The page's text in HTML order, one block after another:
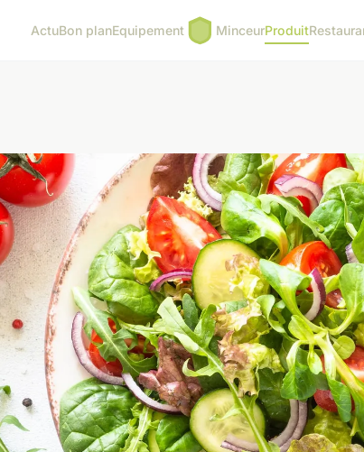
ActuBon planEquipement MinceurProduit